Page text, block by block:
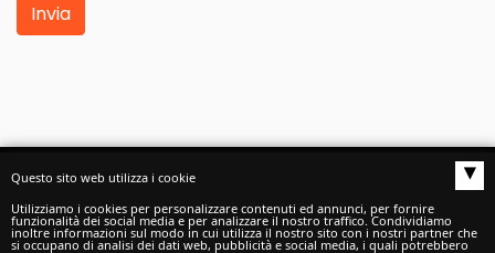
Invia
Autoscuole buono S.a.s.di Buono Claudio e C. -
P.I./C.F./C.C.I.A.A. 02488020542
Questo sito web utilizza i cookie ▴
Utilizziamo i cookies per personalizzare contenuti ed annunci, per fornire
funzionalità dei social media e per analizzare il nostro traffico. Condividiamo
inoltre informazioni sul modo in cui utilizza il nostro sito con i nostri partner che
si occupano di analisi dei dati web, pubblicità e social media, i quali potrebbero